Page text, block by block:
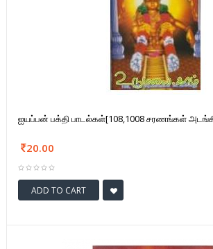
ஐயப்பன் பக்தி பாடல்கள்[108,1008 சரணங்கள்
20.00
ADD TO CART